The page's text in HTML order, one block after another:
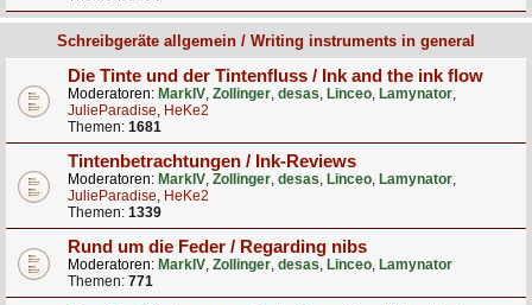
Schreibgeräte allgemein / Writing instruments in general
Die Tinte und der Tintenfluss / Ink and the ink flow
Moderatoren: MarkIV, Zollinger, desas, Linceo, Lamynator,
JulieParadise, HeKe2
Themen: 1681
Tintenbetrachtungen / Ink-Reviews
Moderatoren: MarkIV, Zollinger, desas, Linceo, Lamynator,
JulieParadise, HeKe2
Themen: 1339
Rund um die Feder / Regarding nibs
Moderatoren: MarkIV, Zollinger, desas, Linceo, Lamynator
Themen: 771